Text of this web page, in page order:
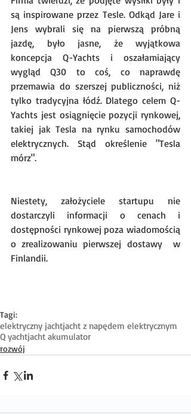
są inspirowane przez Tesle. Odkąd Jare i
Jens wybrali się na pierwszą próbną
jazdę, było jasne, że wyjątkowa
koncepcja Q-Yachts i oszałamiający
wygląd Q30 to coś, co naprawdę
przemawia do szerszej publiczności, niż
tylko tradycyjna łódź. Dlatego celem Q-
Yachts jest osiągnięcie pozycji rynkowej,
takiej jak Tesla na rynku samochodów
elektrycznych. Stąd określenie "Tesla
mórz".
Niestety, założyciele startupu nie
dostarczyli informacji o cenach i
dostępności rynkowej poza wiadomością
o zrealizowaniu pierwszej dostawy  w
Finlandii.
Tagi:
elektryczny jachtjacht z napędem elektrycznym
Q yachtjacht akumulator
rozwój